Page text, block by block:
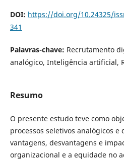
DOI: https://doi.org/10.24325/
341
Palavras-chave: Recrutamento
analógico, Inteligência artificial,
Resumo
O presente estudo teve como
processos seletivos analógicos
vantagens, desvantagens e
organizacional e a equidade no